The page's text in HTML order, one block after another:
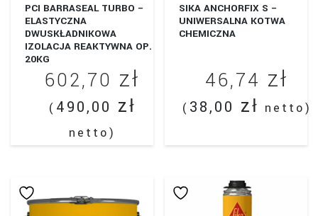
PCI BARRASEAL TURBO –
ELASTYCZNA
DWUSKŁADNIKOWA
IZOLACJA REAKTYWNA OP.
20KG
602,70 zł
( 490,00 zł
netto)
SIKA ANCHORFIX S –
UNIWERSALNA KOTWA
CHEMICZNA
46,74 zł
( 38,00 zł netto)